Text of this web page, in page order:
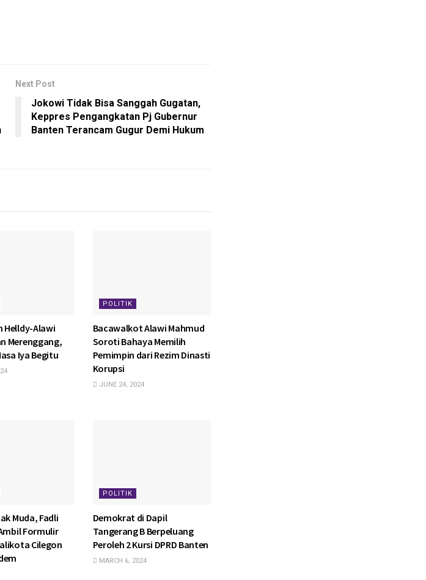
Next Post
Jokowi Tidak Bisa Sanggah Gugatan,
Keppres Pengangkatan Pj Gubernur
Banten Terancam Gugur Demi Hukum
Helldy-Alawi
Merenggang,
Iya Begitu
POLITIK
Bacawalkot Alawi Mahmud
Soroti Bahaya Memilih
Pemimpin dari Rezim Dinasti
Korupsi
JUNE 24, 2024
Muda, Fadli
Formulir
Cilegon
POLITIK
Demokrat di Dapil
Tangerang B Berpeluang
Peroleh 2 Kursi DPRD Banten
MARCH 6, 2024